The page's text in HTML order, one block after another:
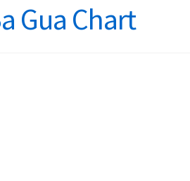
Gua Chart